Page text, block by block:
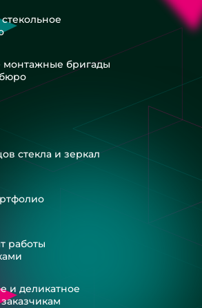
монтажные бригады
стекла и зеркал
работы
и деликатное